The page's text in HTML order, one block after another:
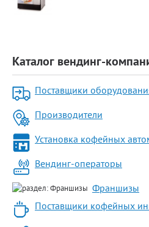
Каталог вендинг-
Поставщики
Производители
Установка кофейных
Вендинг-операторы
Франшизы
Поставщики кофейных